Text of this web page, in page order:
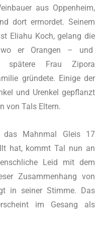
aus Oppenheim,
dort ermordet. Seinem
Eliahu Koch, gelang die
wo er Orangen – und
spätere Frau Zipora
gründete. Einige der
und Urenkel gepflanzt
von Tals Eltern.
Mahnmal Gleis 17
hat, kommt Tal nun an
Leid mit dem
Zusammenhang von
in seiner Stimme. Das
im Gesang als